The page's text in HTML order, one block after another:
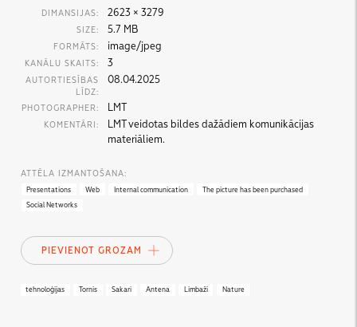
DIMANSIJAS: 2623 × 3279
SIZE: 5.7 MB
FORMĀTS: image/jpeg
KANĀLU SKAITS: 3
AUTORTIESĪBAS
LĪDZ:
08.04.2025
PHOTOGRAPHER: LMT
KOMENTĀRI:
LMT veidotas bildes dažādiem komunikācijas
materiāliem.
ATTĒLA IZMANTOŠANA:
Presentations Web Internal communication
The picture has been purchased
Social Networks
PIEVIENOT GROZAM
tehnoloģijas Tornis Sakari Antena Limbaži Nature